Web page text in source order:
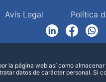
Avís Legal Política
FacebookWhatsApp
la página web así como
datos de carácter personal. Si